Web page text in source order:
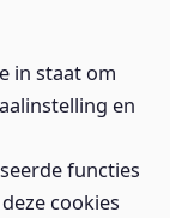
in staat om
en
functies
cookies